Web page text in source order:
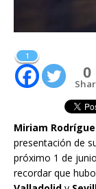
1
0
Miriam
presentación de
próximo 1 de
recordar que